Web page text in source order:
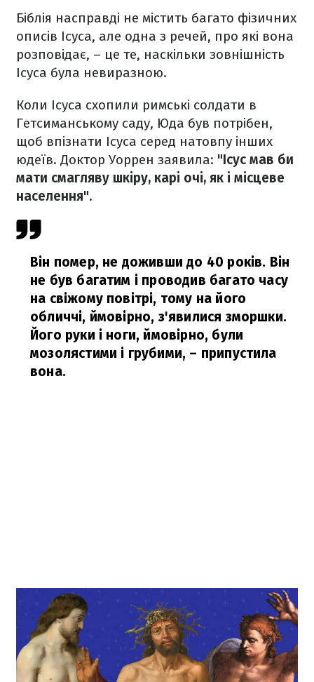
Біблія насправді не містить багато фізичних
описів Ісуса, але одна з речей, про які вона
розповідає, – це те, наскільки зовнішність
Ісуса була невиразною.
Коли Ісуса схопили римські солдати в
Гетсиманському саду, Юда був потрібен,
щоб впізнати Ісуса серед натовпу інших
юдеїв. Доктор Уоррен заявила: "Ісус мав би
мати смагляву шкіру, карі очі, як і місцеве
населення".
Він помер, не доживши до 40 років. Він
не був багатим і проводив багато часу
на свіжому повітрі, тому на його
обличчі, ймовірно, з'явилися зморшки.
Його руки і ноги, ймовірно, були
мозолястими і грубими, – припустила
вона.